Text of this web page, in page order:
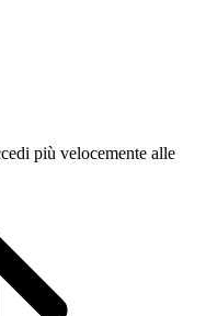
più velocemente alle